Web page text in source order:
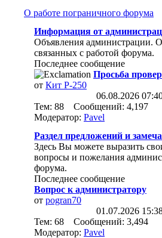
О работе пограничного форума
Информация от
Объявления администрации.
связанных с работой форума.
Последнее сообщение
Просьба
от Кит Р-250
06.08.2026
Тем: 88 Сообщений: 4,197
Модератор: Pavel
Раздел предложений и
Здесь Вы можете выразить
вопросы и пожелания
форума.
Последнее сообщение
Вопрос к администратору
от pogran70
01.07.2026
Тем: 68 Сообщений: 3,494
Модератор: Pavel